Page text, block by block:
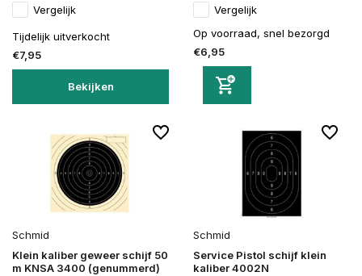
Vergelijk
Tijdelijk uitverkocht
€7,95
Bekijken
Vergelijk
Op voorraad, snel bezorgd
€6,95
Schmid
Klein kaliber geweer schijf 50
m KNSA 3400 (genummerd)
Schmid
Service Pistol schijf klein
kaliber 4002N